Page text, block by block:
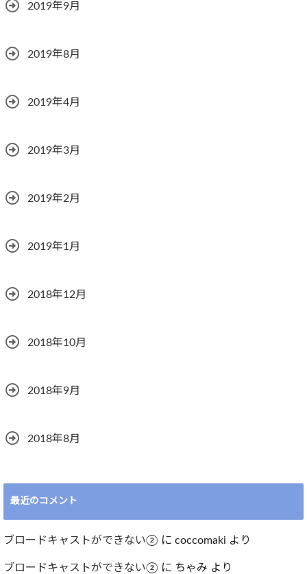
2019年9月
2019年8月
2019年4月
2019年3月
2019年2月
2019年1月
2018年12月
2018年10月
2018年9月
2018年8月
最近のコメント
ブロードキャストができない② に coccomaki より
ブロードキャストができない② に ちゃみ より